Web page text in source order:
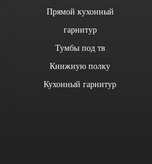
Прямой кухонный
гарнитур
Тумбы под тв
Книжную полку
Кухонный гарнитур